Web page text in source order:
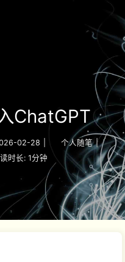
ChatGPT
02-28 个人随笔 |
时长: 1分钟